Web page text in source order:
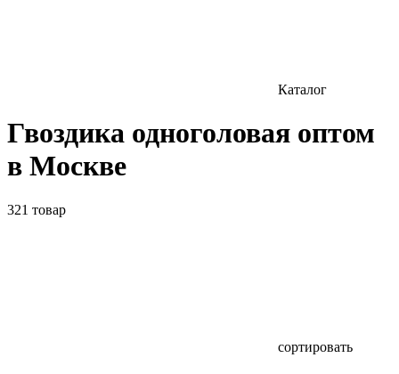
Каталог
Гвоздика одноголовая оптом
в Москве
321 товар
сортировать